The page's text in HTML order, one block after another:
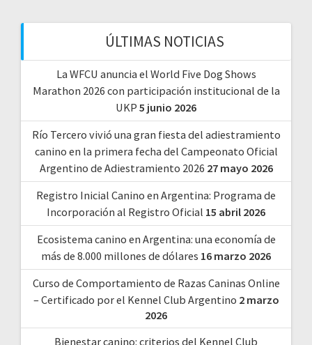
ÚLTIMAS NOTICIAS
La WFCU anuncia el World Five Dog Shows
Marathon 2026 con participación institucional de la
UKP 5 junio 2026
Río Tercero vivió una gran fiesta del adiestramiento
canino en la primera fecha del Campeonato Oficial
Argentino de Adiestramiento 2026 27 mayo 2026
Registro Inicial Canino en Argentina: Programa de
Incorporación al Registro Oficial 15 abril 2026
Ecosistema canino en Argentina: una economía de
más de 8.000 millones de dólares 16 marzo 2026
Curso de Comportamiento de Razas Caninas Online
– Certificado por el Kennel Club Argentino 2 marzo
2026
Bienestar canino: criterios del Kennel Club